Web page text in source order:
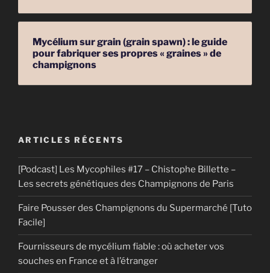
Mycélium sur grain (grain spawn) : le guide
pour fabriquer ses propres « graines » de
champignons
ARTICLES RÉCENTS
[Podcast] Les Mycophiles #17 – Chistophe Billette –
Les secrets génétiques des Champignons de Paris
Faire Pousser des Champignons du Supermarché [Tuto
Facile]
Fournisseurs de mycélium fiable : où acheter vos
souches en France et à l’étranger